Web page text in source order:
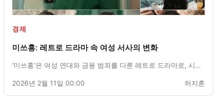
경제
미쓰홍: 레트로 드라마 속 여성 서사의 변화
'미쓰홍'은 여성 연대와 금융 범죄를 다룬 레트로 드라마로, 시대
있다.
2026년 2월 11일 00:00 허지훈